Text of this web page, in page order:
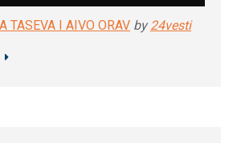
TASEVA I AIVO ORAV by 24vesti